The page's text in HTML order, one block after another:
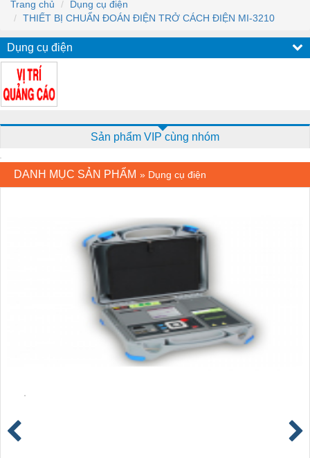
Trang chủ
Dụng cụ điện
THIẾT BỊ CHUẨN ĐOÁN ĐIỆN TRỞ CÁCH ĐIỆN MI-3210
Dụng cụ điện
Sản phẩm VIP cùng nhóm
DANH MỤC SẢN PHẨM » Dụng cụ điện